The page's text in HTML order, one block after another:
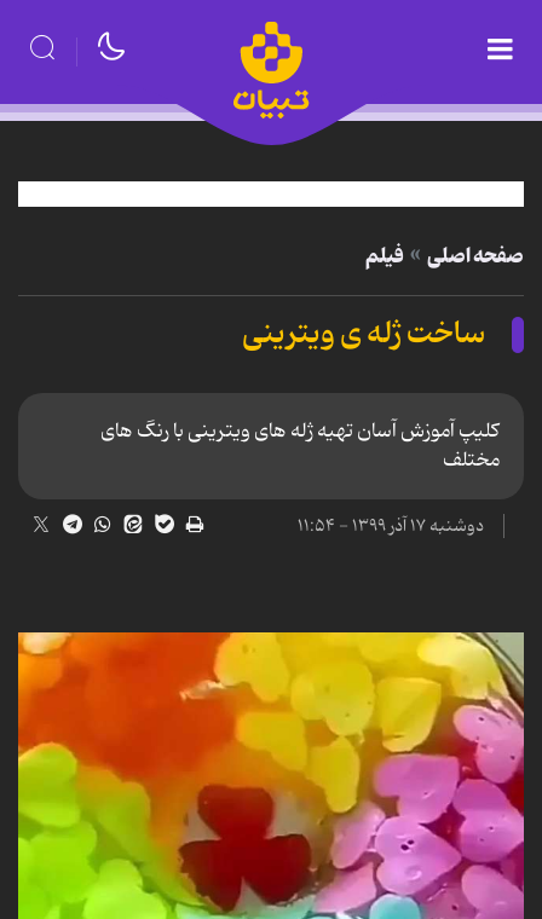
صفحه اصلی فیلم
ساخت ژله ی ویترینی
کلیپ آموزش آسان تهیه ژله های ویترینی با رنگ های
مختلف
دوشنبه ۱۷ آذر ۱۳۹۹ - ۱۱:۵۴